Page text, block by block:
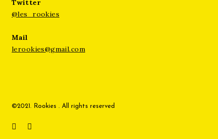
Twitter
@les_rookies
Mail
lerookies@gmail.com
©2021. Rookies . All rights reserved
Instagram